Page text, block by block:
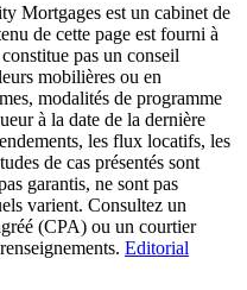
Mortgages est un cabinet de
de cette page est fourni à
pas un conseil
mobilières ou en
modalités de programme
à la date de la dernière
les flux locatifs, les
de cas présentés sont
garantis, ne sont pas
varient. Consultez un
(CPA) ou un courtier
Editorial